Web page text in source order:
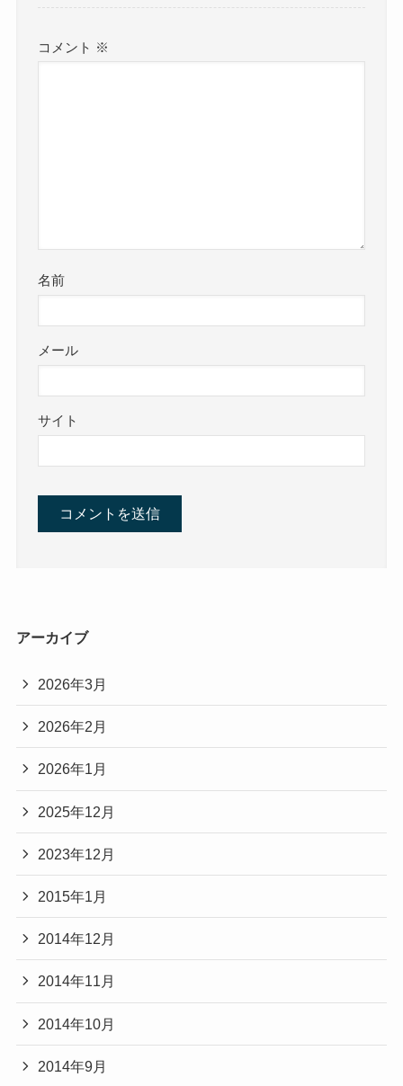
コメント ※
名前
メール
サイト
アーカイブ
2026年3月
2026年2月
2026年1月
2025年12月
2023年12月
2015年1月
2014年12月
2014年11月
2014年10月
2014年9月